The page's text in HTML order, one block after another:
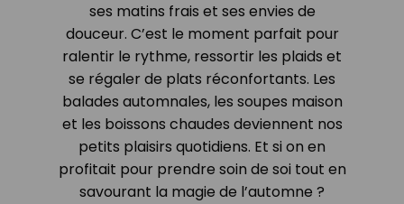
ses matins frais et ses envies de
douceur. C’est le moment parfait pour
ralentir le rythme, ressortir les plaids et
se régaler de plats réconfortants. Les
balades automnales, les soupes maison
et les boissons chaudes deviennent nos
petits plaisirs quotidiens. Et si on en
profitait pour prendre soin de soi tout en
savourant la magie de l’automne ?